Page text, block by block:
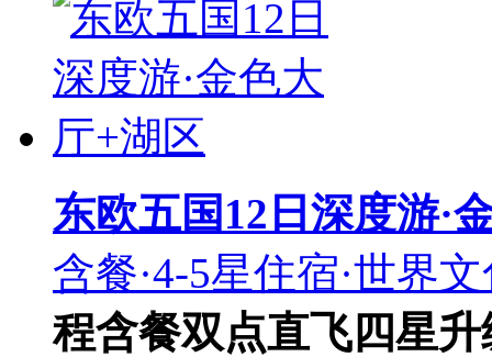
东欧五国12日深度游·
含餐·4-5星住宿·世界
程含餐双点直飞 四星